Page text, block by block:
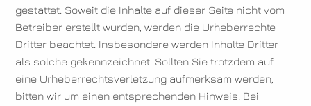
gestattet. Soweit die Inhalte auf dieser Seite nicht vom
Betreiber erstellt wurden, werden die Urheberrechte
Dritter beachtet. Insbesondere werden Inhalte Dritter
als solche gekennzeichnet. Sollten Sie trotzdem auf
eine Urheberrechtsverletzung aufmerksam werden,
bitten wir um einen entsprechenden Hinweis. Bei